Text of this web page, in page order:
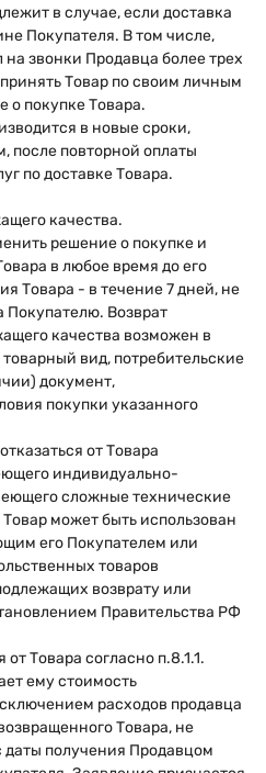
в случае, если доставка
Покупателя. В том числе,
звонки Продавца более трех
Товар по своим личным
о покупке Товара.
в новые сроки,
после повторной оплаты
по доставке Товара.
качества.
решение о покупке и
в любое время до его
Товара - в течение 7 дней, не
Покупателю. Возврат
качества возможен в
вид, потребительские
документ,
покупки указанного
от Товара
индивидуально-
сложные технические
может быть использован
его Покупателем или
товаров
возврату или
Правительства РФ
Товара согласно п.8.1.1.
ему стоимость
расходов продавца
Товара, не
даты получения Продавцом